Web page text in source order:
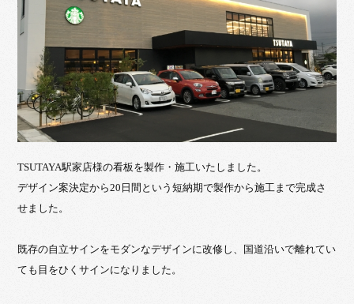
TSUTAYA駅家店様の看板を製作・施工いたしました。
デザイン案決定から20日間という短納期で製作から施工まで完成さ
せました。
既存の自立サインをモダンなデザインに改修し、国道沿いで離れてい
ても目をひくサインになりました。